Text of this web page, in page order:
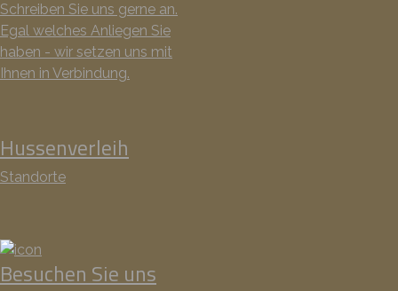
Schreiben Sie uns gerne an.
Egal welches Anliegen Sie
haben - wir setzen uns mit
Ihnen in Verbindung.
Hussenverleih
Standorte
Besuchen Sie uns